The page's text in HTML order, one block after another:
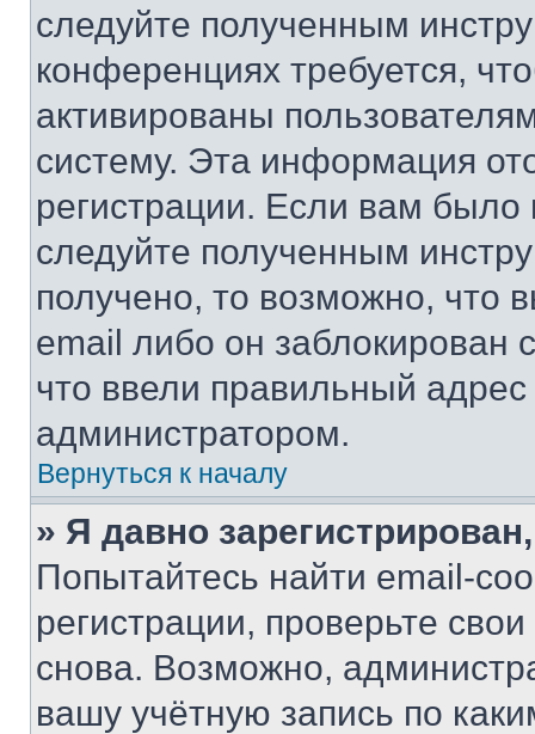
следуйте полученным
конференциях требуется,
активированы
систему. Эта информация
регистрации. Если вам
следуйте полученным
получено, то возможно, что
email либо он
что ввели правильный адрес
администратором.
Вернуться к началу
» Я давно
Попытайтесь найти email-
регистрации, проверьте
снова. Возможно,
вашу учётную запись по